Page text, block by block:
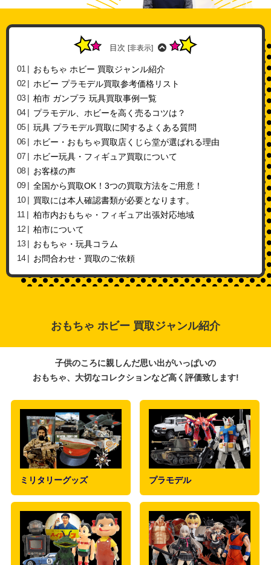
目次 [非表示]
おもちゃ ホビー 買取ジャンル紹介
ホビー プラモデル買取参考価格リスト
柏市 ガンプラ 玩具買取事例一覧
プラモデル、ホビーを高く売るコツは？
玩具 プラモデル買取に関するよくある質問
ホビー・おもちゃ買取店くじら堂が選ばれる理由
ホビー玩具・フィギュア買取について
お客様の声
全国から買取OK！3つの買取方法をご用意！
買取には本人確認書類が必要となります。
柏市内おもちゃ・フィギュア出張対応地域
柏市について
おもちゃ・玩具コラム
お問合わせ・買取のご依頼
おもちゃ ホビー 買取ジャンル紹介
子供のころに親しんだ思い出がいっぱいの
おもちゃ、大切なコレクションなど高く評価致します!
ミリタリーグッズ プラモデル